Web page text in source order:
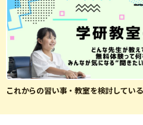
これからの習い事・教室を検討してい